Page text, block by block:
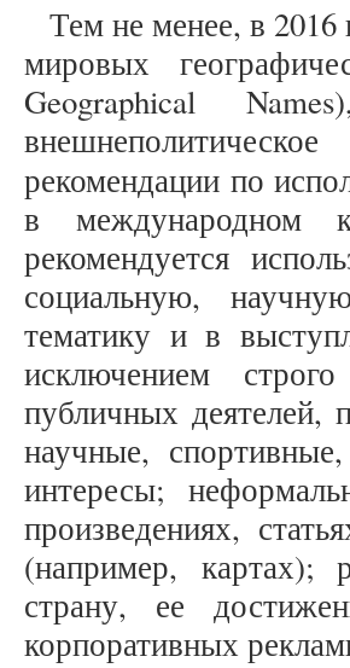
Тем не менее, в 2016
мировых
Geographical
рекомендации по
в международном
рекомендуется
социальную,
тематику и в
исключением
публичных деятелей,
научные,
интересы;
произведениях,
(например, картах);
страну, ее
корпоративных